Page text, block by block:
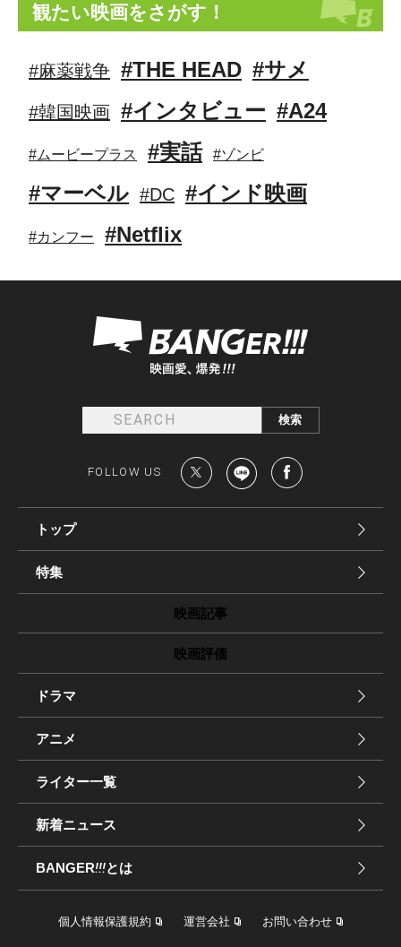
観たい映画をさがす！
#麻薬戦争 #THE HEAD #サメ
#韓国映画 #インタビュー #A24
#ムービープラス #実話 #ゾンビ
#マーベル #DC #インド映画
#カンフー #Netflix
FOLLOW US
トップ
特集
映画記事
映画評価
ドラマ
アニメ
ライター一覧
新着ニュース
BANGER!!!とは
個人情報保護規約 運営会社 お問い合わせ